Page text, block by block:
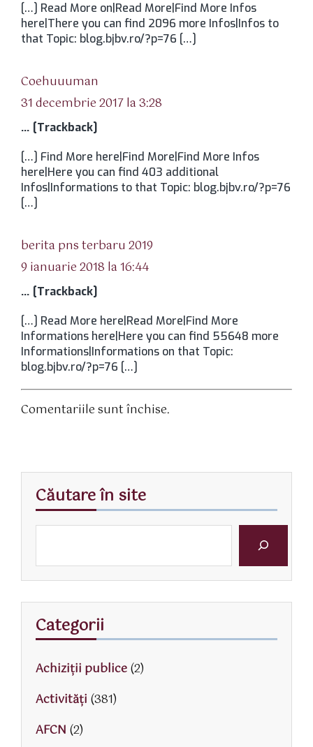
[…] Read More on|Read More|Find More Infos
here|There you can find 2096 more Infos|Infos to
that Topic: blog.bjbv.ro/?p=76 […]
Coehuuuman
31 decembrie 2017 la 3:28
… [Trackback]
[…] Find More here|Find More|Find More Infos
here|Here you can find 403 additional
Infos|Informations to that Topic: blog.bjbv.ro/?p=76
[…]
berita pns terbaru 2019
9 ianuarie 2018 la 16:44
… [Trackback]
[…] Read More here|Read More|Find More
Informations here|Here you can find 55648 more
Informations|Informations on that Topic:
blog.bjbv.ro/?p=76 […]
Comentariile sunt închise.
Căutare în site
Categorii
Achiziții publice(2)
Activităţi (381)
AFCN (2)